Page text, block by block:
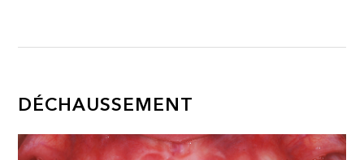
DÉCHAUSSEMENT